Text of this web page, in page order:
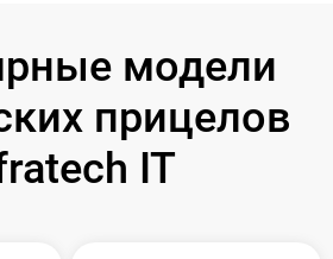
модели
прицелов
IT